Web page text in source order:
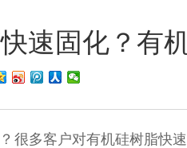
速固化？有
很多客户对有机硅树脂快